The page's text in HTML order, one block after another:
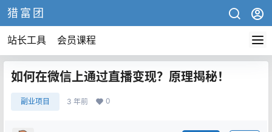
猎富团
站长工具 会员课程
如何在微信上通过直播变现？原理揭秘！
副业项目 3 年前 0